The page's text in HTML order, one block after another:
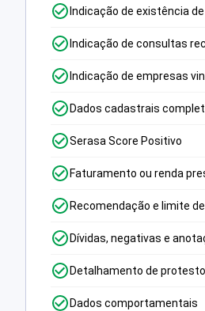
Indicação de existência
Indicação de consultas
Indicação de empresas
Dados cadastrais
Serasa Score Positivo
Faturamento ou renda
Recomendação e limite
Dívidas, negativas e
Detalhamento de
Dados comportamentais